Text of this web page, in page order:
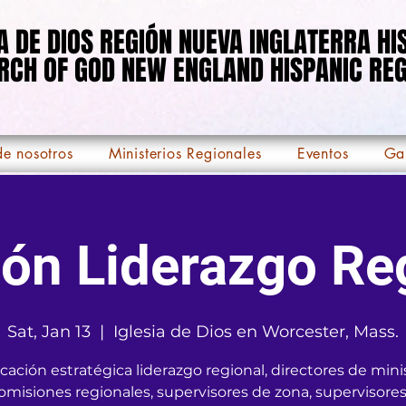
DE DIOS REGIÓN NUEVA INGLATERRA
OF GOD NEW ENGLAND HISPANIC
DE DIOS REGIÓN NUEVA INGLATERRA
OF GOD NEW ENGLAND HISPANIC
nosotros Ministerios Regionales Eventos
Liderazgo
Sat, Jan 13
  |
Iglesia de Dios en Worcester, Mass.
estratégica liderazgo regional, directores de
regionales, supervisores de zona,